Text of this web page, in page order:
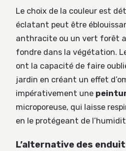
Le choix de la couleur est
éclatant peut être
anthracite ou un vert forêt
fondre dans la végétation.
ont la capacité de faire
jardin en créant un effet
impérativement une
microporeuse, qui laisse
en le protégeant de
L’alternative des